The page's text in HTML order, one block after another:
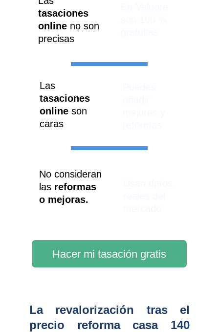
Hacer mi tasación gratis
tasaciones
online no son
precisas
Las
tasaciones
online son
caras
No consideran
las reformas
o mejoras.
La revalorización tras el
precio reforma casa 140